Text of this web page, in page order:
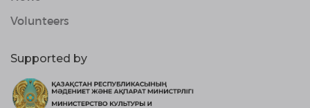
Volunteers
Supported by